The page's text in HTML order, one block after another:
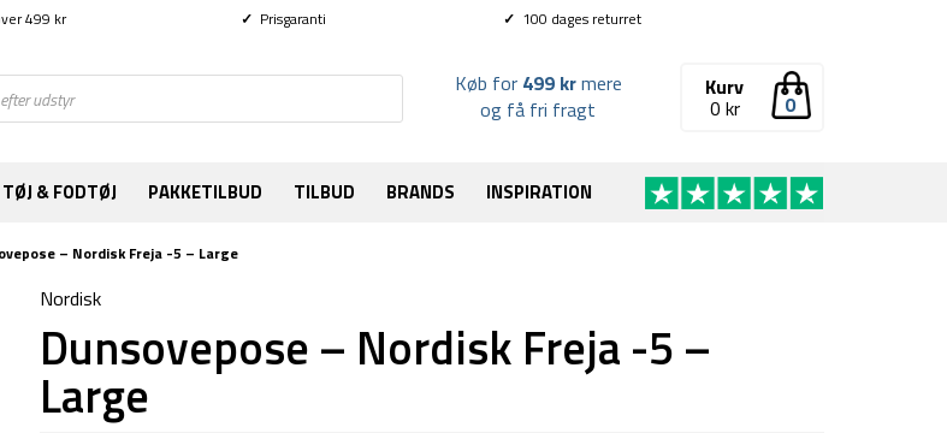
499 kr ✓ Prisgaranti ✓ 100 dages returret
0
Kurv
0 kr
Køb for 499 krmere
og få fri fragt
TØJ & FODTØJ PAKKETILBUD TILBUD BRANDS INSPIRATION
– Nordisk Freja -5 – Large
Nordisk
Dunsovepose – Nordisk Freja -5 –
Large